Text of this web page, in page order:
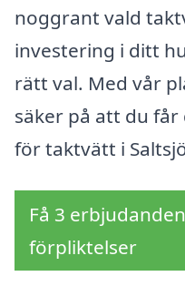
noggrant vald
investering i ditt
rätt val. Med vår
säker på att du
för taktvätt i
Få 3
förpliktelser